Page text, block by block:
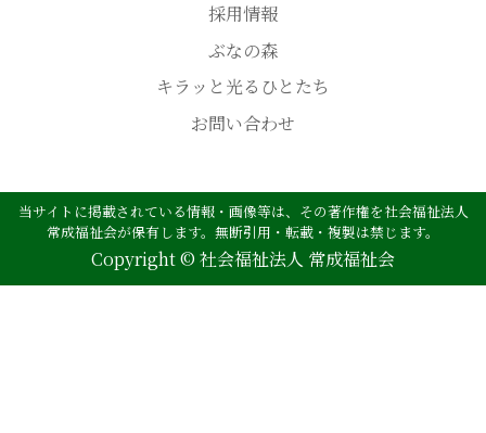
採用情報
ぶなの森
キラッと光るひとたち
お問い合わせ
当サイトに掲載されている情報・画像等は、その著作権を社会福祉法人
常成福祉会が保有します。無断引用・転載・複製は禁じます。
Copyright © 社会福祉法人 常成福祉会